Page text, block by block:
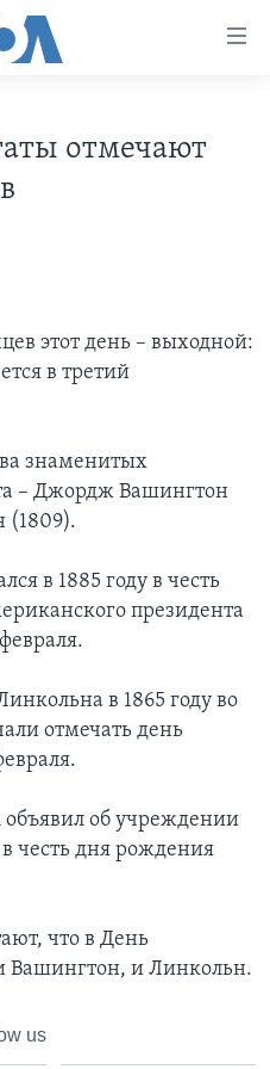
отмечают
этот день – выходной:
в третий
знаменитых
– Джордж Вашингтон
(1809).
в 1885 году в честь
президента
в 1865 году во
отмечать день
объявил об учреждении
честь дня рождения
что в День
Вашингтон, и Линкольн.
us